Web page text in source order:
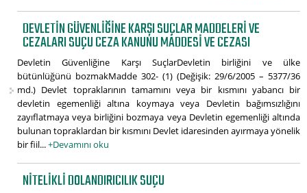
DEVLETIN GÜVENLIĞINE KARŞI SUÇLAR MADDELERI VE
CEZALARI SUÇU CEZA KANUNU MADDESI VE CEZASI
Devletin Güvenliğine Karşı SuçlarDevletin birliğini ve ülke
bütünlüğünü bozmakMadde 302- (1) (Değişik: 29/6/2005 – 5377/36
md.) Devlet topraklarının tamamını veya bir kısmını yabancı bir
devletin egemenliği altına koymaya veya Devletin bağımsızlığını
zayıflatmaya veya birliğini bozmaya veya Devletin egemenliği altında
bulunan topraklardan bir kısmını Devlet idaresinden ayırmaya yönelik
bir fiil...+Devamını oku
NITELIKLI DOLANDIRICILIK SUÇU